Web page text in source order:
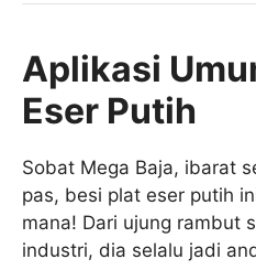
Aplikasi
Eser Putih
Sobat Mega Baja, ibarat
pas, besi plat eser putih
mana! Dari ujung rambut
industri, dia selalu jadi